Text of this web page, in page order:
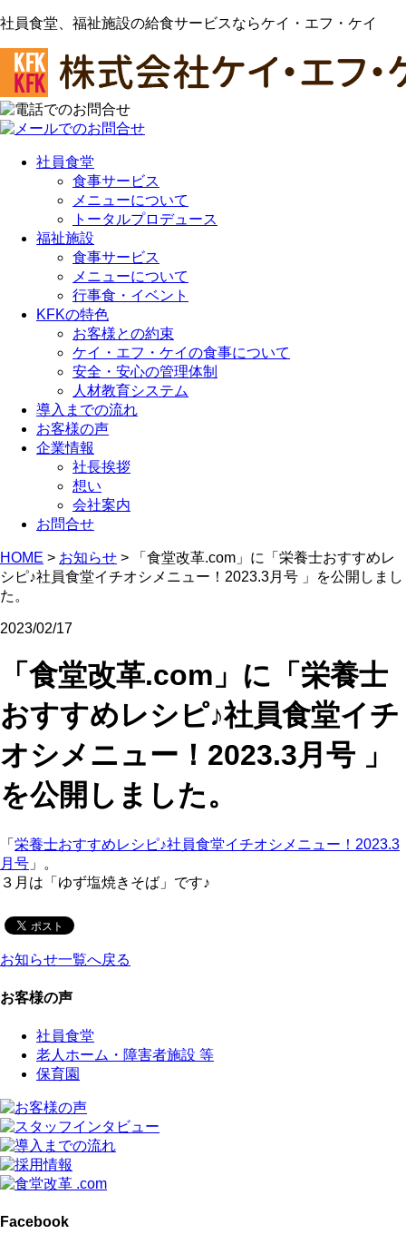
社員食堂、福祉施設の給食サービスならケイ・エフ・ケイ
社員食堂
食事サービス
メニューについて
トータルプロデュース
福祉施設
食事サービス
メニューについて
行事食・イベント
KFKの特色
お客様との約束
ケイ・エフ・ケイの食事について
安全・安心の管理体制
人材教育システム
導入までの流れ
お客様の声
企業情報
社長挨拶
想い
会社案内
お問合せ
HOME > お知らせ >
「食堂改革.com」に「栄養士おすすめレ
シピ♪社員食堂イチオシメニュー！2023.3月号 」を公開しまし
た。
2023/02/17
「食堂改革.com」に「栄養士
おすすめレシピ♪社員食堂イチ
オシメニュー！2023.3月号 」
を公開しました。
「 栄養士おすすめレシピ♪社員食堂イチオシメニュー！2023.3
月号 」。
３月は「ゆず塩焼きそば」です♪
お知らせ一覧へ戻る
お客様の声
社員食堂
老人ホーム・障害者施設 等
保育園
Facebook